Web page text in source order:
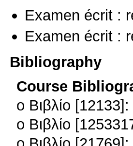
Examen écrit :
Examen écrit :
Bibliography
Course
o Βιβλίο
o Βιβλίο